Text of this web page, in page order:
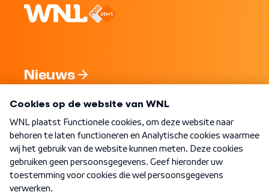
Nieuws
Nieuwsbrief
Word Lid